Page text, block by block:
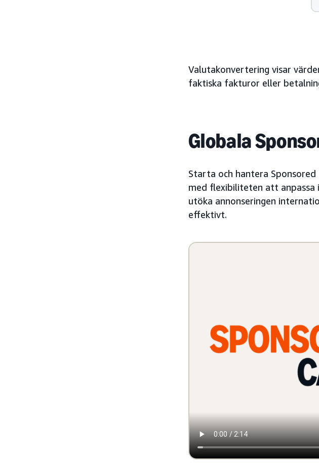
Valutakonvertering visar
faktiska fakturor eller
Globala
Starta och hantera
med flexibiliteten att
utöka annonseringen
effektivt.